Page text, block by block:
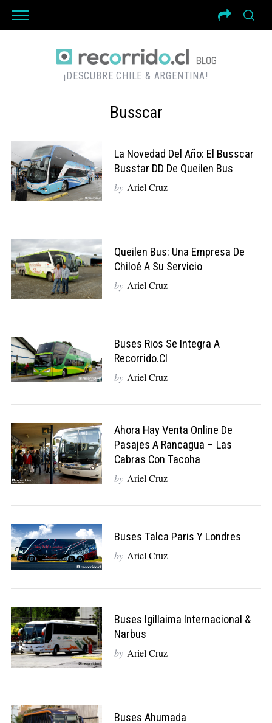
¡DESCUBRE CHILE & ARGENTINA!
Busscar
La Novedad Del Año: El Busscar
Busstar DD De Queilen Bus
by Ariel Cruz
Queilen Bus: Una Empresa De
Chiloé A Su Servicio
by Ariel Cruz
Buses Rios Se Integra A
Recorrido.cl
by Ariel Cruz
Ahora Hay Venta Online De
Pasajes A Rancagua – Las
Cabras Con Tacoha
by Ariel Cruz
Buses Talca Paris Y Londres
by Ariel Cruz
Buses Igillaima Internacional &
Narbus
by Ariel Cruz
Buses Ahumada